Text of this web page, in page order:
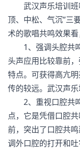
武汉声乐培训班
顶、中松、气沉”三
术的歌唱共鸣效果看
1、强调头腔共鸣
头声应用比较靠前
特点。可获得高亢
传的较远。武汉声乐
2、重视口腔共鸣
点，它是凭借口腔
前，突出了口腔共
调外口腔的打开和